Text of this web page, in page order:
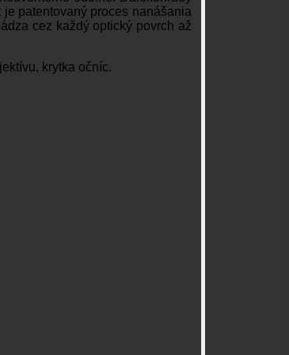
patentovaný proces nanášania
cez každý optický povrch až
krytka očníc.